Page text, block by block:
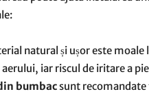
natural și ușor este moale
iar riscul de iritare a
bumbacsunt